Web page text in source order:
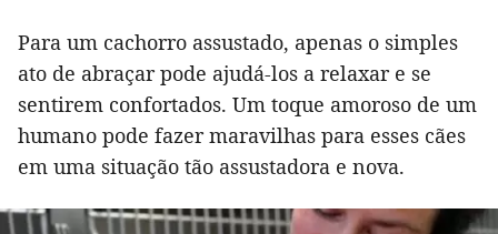
Para um cachorro assustado, apenas o simples
ato de abraçar pode ajudá-los a relaxar e se
sentirem confortados. Um toque amoroso de um
humano pode fazer maravilhas para esses cães
em uma situação tão assustadora e nova.